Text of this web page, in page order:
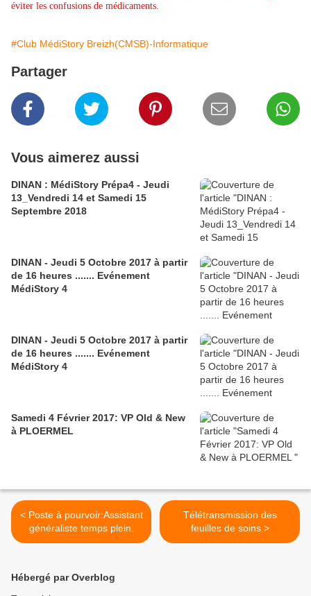
éviter les confusions de médicaments.
#Club MédiStory Breizh(CMSB)-Informatique
Partager
Vous aimerez aussi
DINAN : MédiStory Prépa4 - Jeudi
13_Vendredi 14 et Samedi 15
Septembre 2018
DINAN - Jeudi 5 Octobre 2017 à partir
de 16 heures ....... Evénement
MédiStory 4
DINAN - Jeudi 5 Octobre 2017 à partir
de 16 heures ....... Evénement
MédiStory 4
Samedi 4 Février 2017: VP Old & New
à PLOERMEL
< Poste à pourvoir:Assistant
généraliste temps plein.
Télétransmission des
feuilles de soins >
Hébergé par Overblog